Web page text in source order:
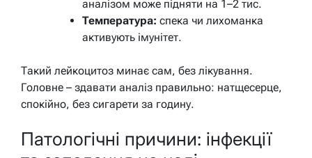
аналізом може підняти на 1–2 тис.
Температура: спека чи лихоманка
активують імунітет.
Такий лейкоцитоз минає сам, без лікування.
Головне – здавати аналіз правильно: натщесерце,
спокійно, без сигарети за годину.
Патологічні причини: інфекції